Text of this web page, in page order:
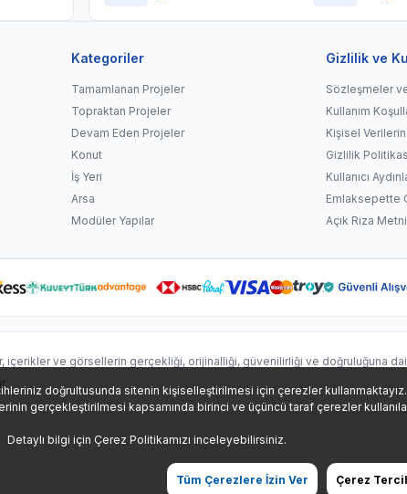
Kategoriler
Tamamlanan Projeler
Topraktan Projeler
Devam Eden Projeler
Konut
İş Yeri
Arsa
Modüler Yapılar
Gizlilik ve
Sözleşmeler
Kullanım
Kişisel
Gizlilik
Kullanıcı
Emlaksepette
Açık Rıza Metni
içerikler ve görsellerin gerçekliği, orijinalliği, güvenilirliği ve doğruluğuna
doğrultusunda sitenin kişiselleştirilmesi için çerezler
gerçekleştirilmesi kapsamında birinci ve üçüncü taraf çerezler
Detaylı bilgi için Çerez Politikamızı inceleyebilirsiniz.
Tüm Çerezlere İzin Ver Çerez